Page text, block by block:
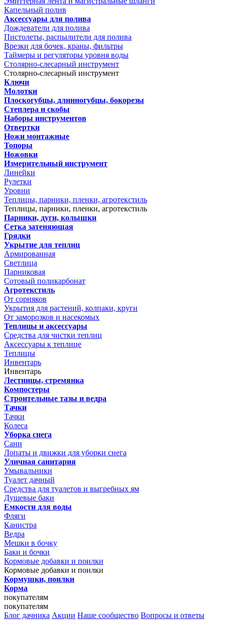
Капельный полив
Аксессуары для полива
Дождеватели для полива
Пистолеты, распылители для полива
Врезки для бочек, краны, фильтры
Таймеры и регуляторы уровня воды
Столярно-слесарный инструмент
Столярно-слесарный инструмент
Ключи
Молотки
Плоскогубцы, длинногубцы, бокорезы
Степлера и скобы
Наборы инструментов
Отвертки
Ножи монтажные
Топоры
Ножовки
Измерительный инструмент
Линейки
Рулетки
Уровни
Теплицы, парники, пленки, агротекстиль
Теплицы, парники, пленки, агротекстиль
Парники, дуги, колышки
Сетка затеняющая
Грядки
Укрытие для теплиц
Армированная
Светлица
Парниковая
Сотовый поликарбонат
Агротекстиль
От сорняков
Укрытия для растений, колпаки, круги
От заморозков и насекомых
Теплицы и аксессуары
Средства для чистки теплиц
Аксессуары к теплице
Теплицы
Инвентарь
Инвентарь
Лестницы, стремянка
Компостеры
Строительные тазы и ведра
Тачки
Тачки
Колеса
Уборка снега
Сани
Лопаты и движки для уборки снега
Уличная санитария
Умывальники
Туалет дачный
Средства для туалетов и выгребных ям
Душевые баки
Емкости для воды
Фляги
Канистра
Ведра
Мешки в бочку
Баки и бочки
Кормовые добавки и поилки
Кормовые добавки и поилки
Кормушки, поилки
Корма
покупателям
покупателям
Блог дачника Акции Наше сообщество Вопросы и ответы